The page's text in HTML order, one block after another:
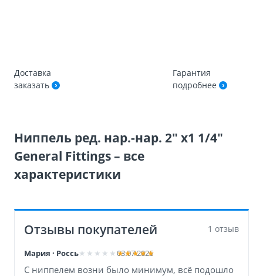
Доставка
заказать
Гарантия
подробнее
Ниппель ред. нар.-нар. 2″ х1 1/4″
General Fittings – все
характеристики
Отзывы покупателей 1 отзыв
Мария · Россь 03.07.2026
С ниппелем возни было минимум, всё подошло